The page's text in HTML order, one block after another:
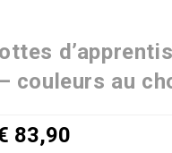
couleurs au
83,90